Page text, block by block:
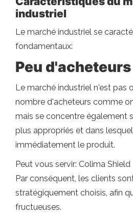
industriel
Le marché industriel se
fondamentaux:
Peu d'acheteurs
Le marché industriel n'est pas
nombre d'acheteurs comme
mais se concentre également
plus appropriés et dans
immédiatement le produit.
Peut vous servir: Colima Shield
Par conséquent, les clients
stratégiquement choisis, afin
fructueuses.